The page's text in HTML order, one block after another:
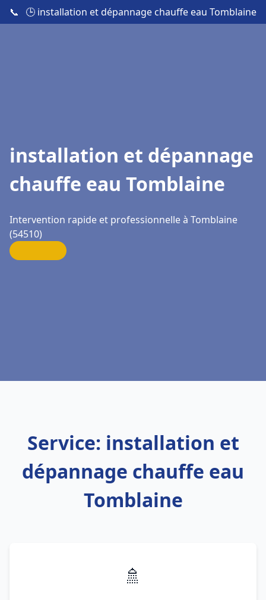
📞 🕒 installation et dépannage chauffe eau Tomblaine
installation et dépannage
chauffe eau Tomblaine
Intervention rapide et professionnelle à Tomblaine
(54510)
Service: installation et
dépannage chauffe eau
Tomblaine
🚿